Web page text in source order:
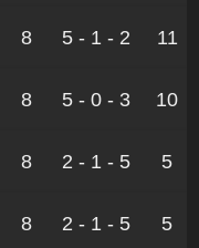
8 5 - 1 - 2 11
8 5 - 0 - 3 10
8 2 - 1 - 5 5
8 2 - 1 - 5 5